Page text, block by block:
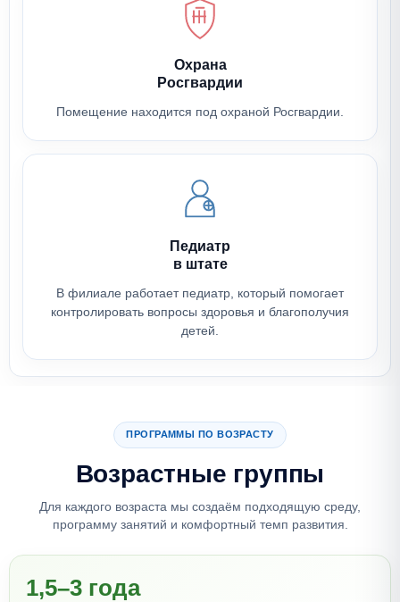
Охрана
Росгвардии
Помещение находится под охраной Росгвардии.
Педиатр
в штате
В филиале работает педиатр, который помогает
контролировать вопросы здоровья и благополучия
детей.
ПРОГРАММЫ ПО ВОЗРАСТУ
Возрастные группы
Для каждого возраста мы создаём подходящую среду,
программу занятий и комфортный темп развития.
1,5–3 года